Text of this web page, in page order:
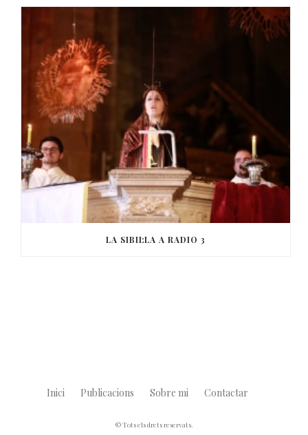
LA SIBIL·LA A RADIO 3
Inici Publicacions Sobre mi Contactar
© Tots els drets reservats.